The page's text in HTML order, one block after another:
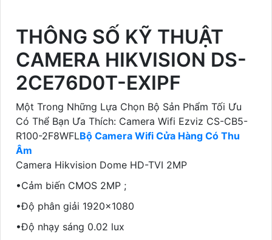
THÔNG SỐ KỸ THUẬT
CAMERA HIKVISION DS-
2CE76D0T-EXIPF
Một Trong Những Lựa Chọn Bộ Sản Phẩm Tối Ưu
Có Thể Bạn Ưa Thích: Camera Wifi Ezviz CS-CB5-
R100-2F8WFLBộ Camera Wifi Cửa Hàng Có Thu
Âm
Camera Hikvision Dome HD-TVI 2MP
•Cảm biến CMOS 2MP ;
•Độ phân giải 1920x1080
•Độ nhạy sáng 0.02 lux